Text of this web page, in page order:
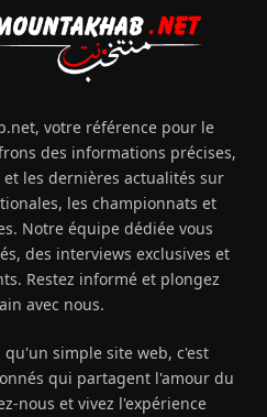
votre référence pour le
des informations précises,
les dernières actualités sur
les championnats et
Notre équipe dédiée vous
des interviews exclusives et
Restez informé et plongez
avec nous.
simple site web, c'est
qui partagent l'amour du
nous et vivez l'expérience